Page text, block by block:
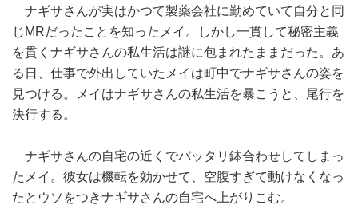
ナギサさんが実はかつて製薬会社に勤めていて自分と同
じMRだったことを知ったメイ。しかし一貫して秘密主義
を貫くナギサさんの私生活は謎に包まれたままだった。あ
る日、仕事で外出していたメイは町中でナギサさんの姿を
見つける。メイはナギサさんの私生活を暴こうと、尾行を
決行する。
ナギサさんの自宅の近くでバッタリ鉢合わせしてしまっ
たメイ。彼女は機転を効かせて、空腹すぎて動けなくなっ
たとウソをつきナギサさんの自宅へ上がりこむ。